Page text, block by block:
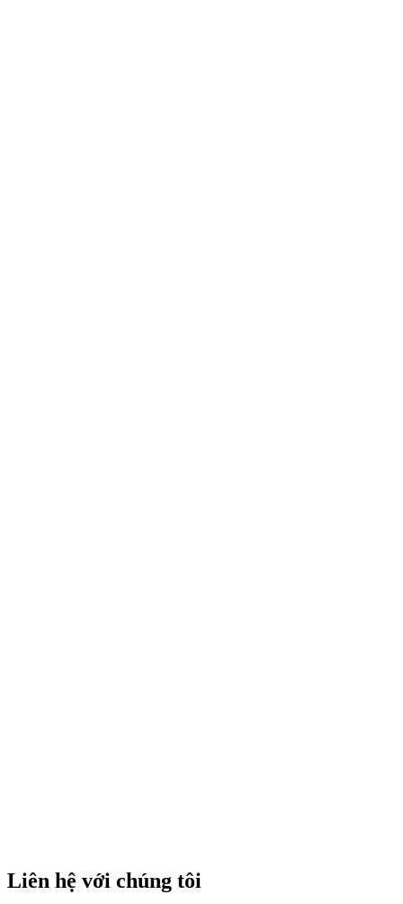
Liên hệ với chúng tôi